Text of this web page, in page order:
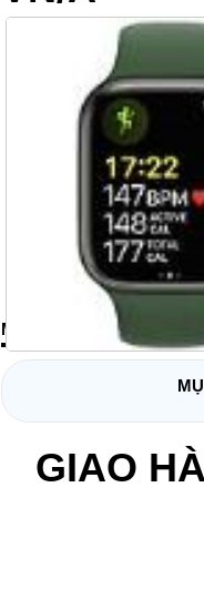
MÔ TẢ CHI TIẾT SẢN
GIAO